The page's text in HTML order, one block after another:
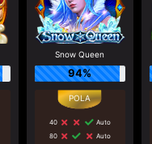
Snow Queen
94%
40
Auto
80
Auto